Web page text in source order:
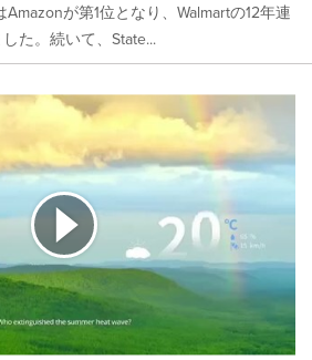
が第1位となり、Walmartの12年連
た。続いて、State...